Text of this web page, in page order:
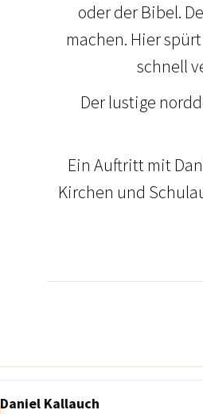
oder der Bibel.
machen. Hier
schnell
Der lustige
Ein Auftritt mit
Kirchen und
Daniel Kallauch